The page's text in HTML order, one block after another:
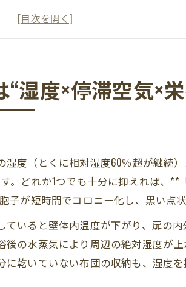
ハイター・強塩素の乱用・擦りこみ・
素材別：布・ウール・革・木製棚・
ゼット内カビ
スメ除湿機
除湿機／サーキュレーター／換気の
・体調影響・再発頻度）と費用目安
を根本から止めるために“今日から
湿度×停滞空気×
度（とくに相対湿度60％超が継続
。どれか1つでも十分に抑えれば、
が短時間でコロニー化し、黒い点
いると壁体内温度が下がり、扉の
の水蒸気により周辺の絶対湿度が
乾いていない布団の収納も、湿度